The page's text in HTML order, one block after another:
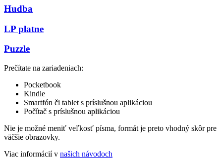
Hudba
LP platne
Puzzle
Prečítate na zariadeniach:
Pocketbook
Kindle
Smartfón či tablet s príslušnou aplikáciou
Počítač s príslušnou aplikáciou
Nie je možné meniť veľkosť písma, formát je preto vhodný skôr pre
väčšie obrazovky.
Viac informácií v našich návodoch